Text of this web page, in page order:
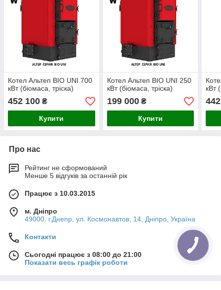
Котел Альтеп BIO UNI 700
кВт (біомаса, тріска)
452 100 ₴
Купити
Котел Альтеп BIO UNI 250
кВт (біомаса, тріска)
199 000₴
Купити
кВт
Про нас
Рейтинг не сформований
Менше 5 відгуків за останній рік
Працює з 10.03.2015
м. Дніпро
49000, г.Днепр, ул. Космонавтов, 14, Дніпро, Україна
Контакти
Сьогодні працює з 08:00 до 21:00
Показати весь графік роботи